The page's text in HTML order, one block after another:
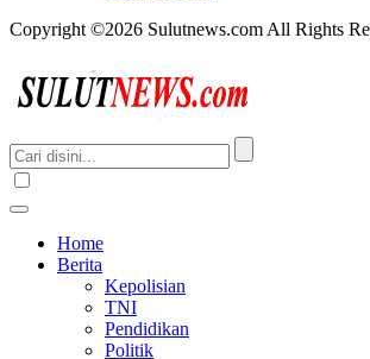
Copyright ©2026 Sulutnews.com All Rights
Home
Berita
Kepolisian
TNI
Pendidikan
Politik